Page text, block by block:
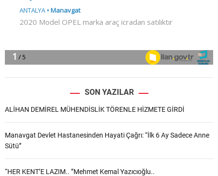
SON YAZILAR
ALİHAN DEMİREL MÜHENDİSLİK TÖRENLE HİZMETE GİRDİ
Manavgat Devlet Hastanesinden Hayati Çağrı: “İlk 6 Ay Sadece Anne
Sütü”
“HER KENT’E LAZIM.. ”Mehmet Kemal Yazıcıoğlu..